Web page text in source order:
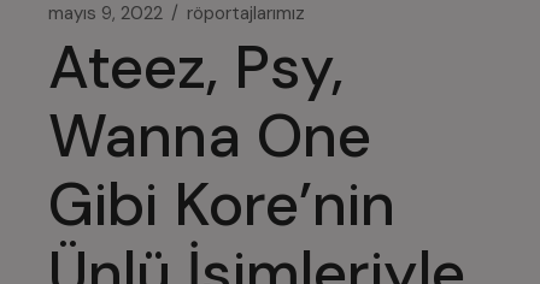
mayıs 9, 2022 röportajlarımız
Ateez, Psy,
Wanna One
Gibi Kore’nin